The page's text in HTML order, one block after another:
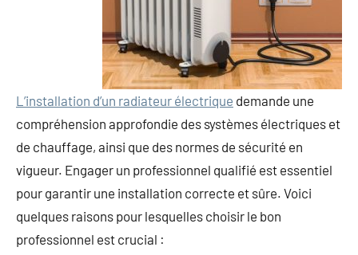
L’installation d’un radiateur électrique demande une
compréhension approfondie des systèmes électriques et
de chauffage, ainsi que des normes de sécurité en
vigueur. Engager un professionnel qualifié est essentiel
pour garantir une installation correcte et sûre. Voici
quelques raisons pour lesquelles choisir le bon
professionnel est crucial :